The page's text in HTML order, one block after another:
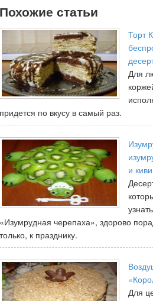
Похожие статьи
Торт
Для
придется по вкусу в самый раз.
и киви
«Изумрудная черепаха», здорово
только, к празднику.
Для